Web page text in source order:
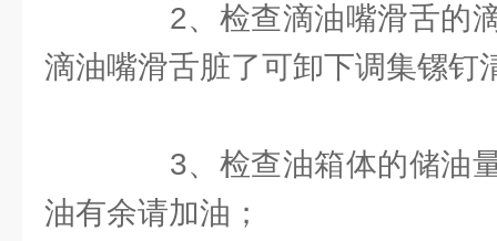
2、检查滴油嘴滑舌的滴
滴油嘴滑舌脏了可卸下调集镙钉
3、检查油箱体的储油量
油有余请加油；